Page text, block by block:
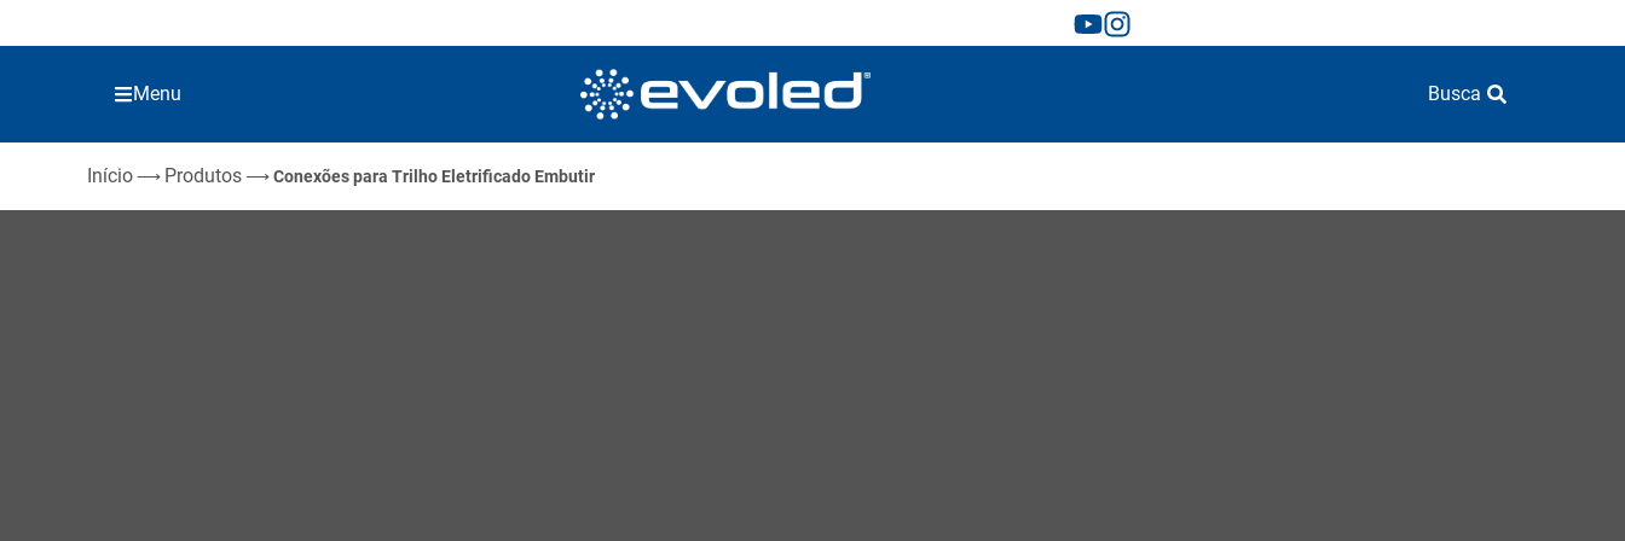
Menu Busca
Início⟶ Produtos⟶Conexões para Trilho Eletrificado Embutir